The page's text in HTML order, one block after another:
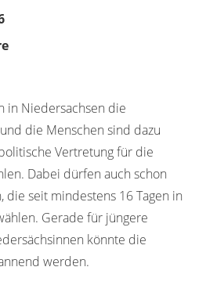
in Niedersachsen die
die Menschen sind dazu
Vertretung für die
Dabei dürfen auch schon
die seit mindestens 16 Tagen in
Gerade für jüngere
könnte die
werden.